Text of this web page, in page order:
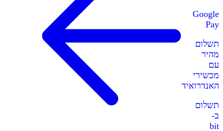
Google
Pay
תשלום
מהיר
עם
מכשירי
האנדרואיד
תשלום
ב-
bit